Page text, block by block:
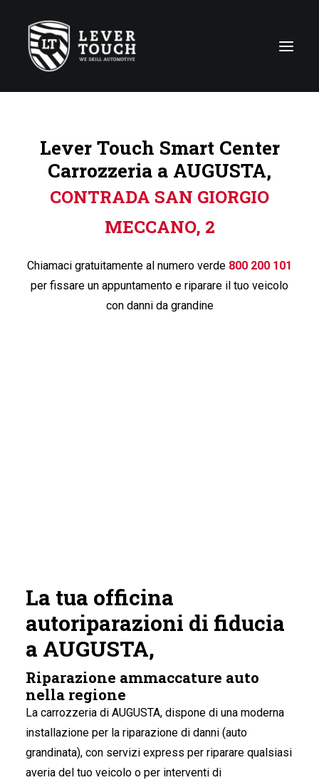
Linee di servizio
Carrozzerie
Chi siamo
Lever Touch Smart Center
Carrozzeria a AUGUSTA,
CONTRADA SAN GIORGIO
MECCANO, 2
Chiamaci gratuitamente al numero verde 800 200 101
per fissare un appuntamento e riparare il tuo veicolo
con danni da grandine
La tua officina
autoriparazioni di fiducia
a AUGUSTA,
Riparazione ammaccature auto
nella regione
La carrozzeria di AUGUSTA, dispone di una moderna
installazione per la riparazione di danni (auto
grandinata), con servizi express per riparare qualsiasi
averia del tuo veicolo o per interventi di